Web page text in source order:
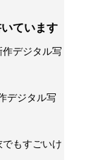
ています
デジタル写
デジタル写
もすごいけ